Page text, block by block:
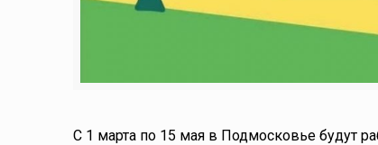
С 1 марта по 15 мая в Подмосковье будут